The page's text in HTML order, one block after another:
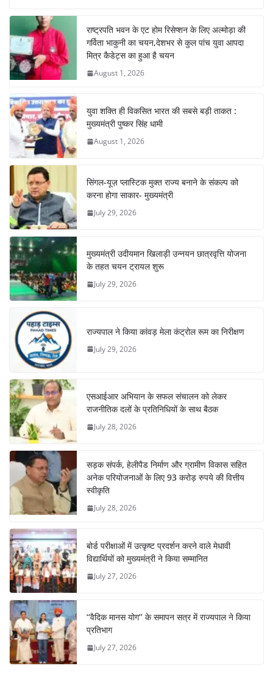
b
o
o
k
A
p
p
st a
m
dI
n
राष्ट्रपति भवन के एट होम रिसेप्शन के लिए अल्मोड़ा की
गर्विता भाकुनी का चयन,देशभर से कुल पांच युवा आपदा
मित्र कैडेट्स का हुआ है चयन
August 1, 2026
युवा शक्ति ही विकसित भारत की सबसे बड़ी ताकत :
मुख्यमंत्री पुष्कर सिंह धामी
August 1, 2026
सिंगल-यूज़ प्लास्टिक मुक्त राज्य बनाने के संकल्प को
करना होगा साकार- मुख्यमंत्री
July 29, 2026
मुख्यमंत्री उदीयमान खिलाड़ी उन्नयन छात्रवृत्ति योजना
के तहत चयन ट्रायल शुरू
July 29, 2026
राज्यपाल ने किया कांवड़ मेला कंट्रोल रूम का निरीक्षण
July 29, 2026
एसआईआर अभियान के सफल संचालन को लेकर
राजनीतिक दलों के प्रतिनिधियों के साथ बैठक
July 28, 2026
सड़क संपर्क, हेलीपैड निर्माण और ग्रामीण विकास सहित
अनेक परियोजनाओं के लिए 93 करोड़ रुपये की वित्तीय
स्वीकृति
July 28, 2026
बोर्ड परीक्षाओं में उत्कृष्ट प्रदर्शन करने वाले मेधावी
विद्यार्थियों को मुख्यमंत्री ने किया सम्मानित
July 27, 2026
‘‘वैदिक मानस योग’’ के समापन सत्र में राज्यपाल ने किया
प्रतिभाग
July 27, 2026